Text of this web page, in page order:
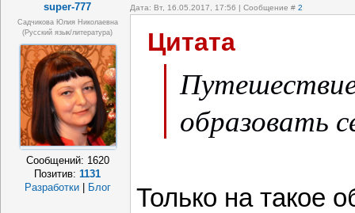
super-777 Дата: Вт, 16.05.2017, 17:56 | Сообщение # 2
Садчикова Юлия Николаевна
(русский язык/литература)
Сообщений: 1620
Позитив:1131
Разработки
Блог
Цитата
образовать
Только на такое